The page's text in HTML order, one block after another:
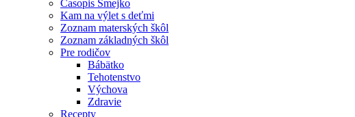
Časopis Smejko
Kam na výlet s deťmi
Zoznam materských škôl
Zoznam základných škôl
Pre rodičov
Bábätko
Tehotenstvo
Výchova
Zdravie
Recepty